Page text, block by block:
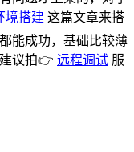
境搭建 这篇文章来搭
能成功，基础比较薄
议拍👉 远程调试 服